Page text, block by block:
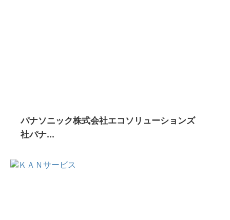
パナソニック株式会社エコソリューションズ
社パナ...